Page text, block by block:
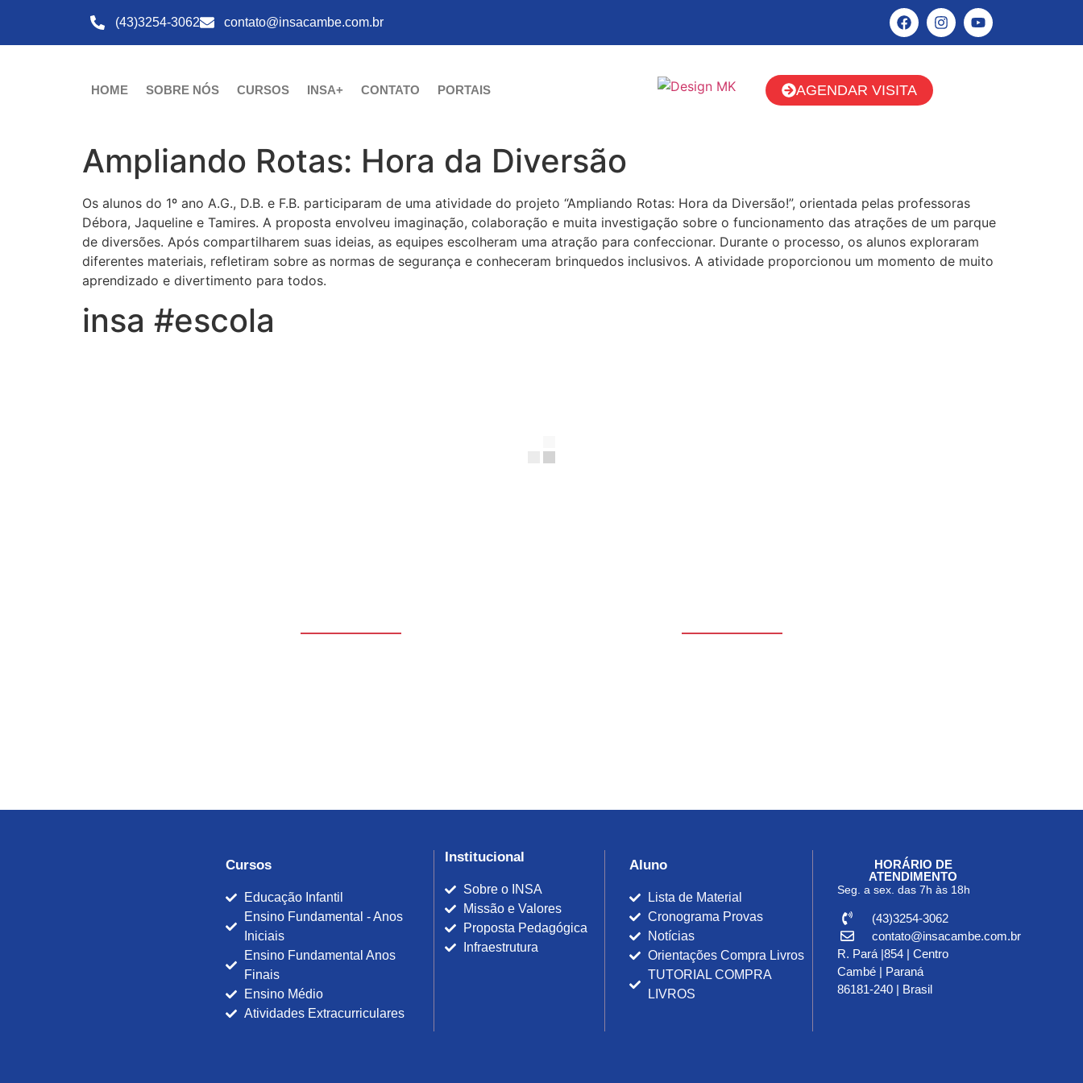
(43)3254-3062 contato@insacambe.com.br
HOME SOBRE NÓS CURSOS INSA+ CONTATO PORTAIS AGENDAR VISITA
Ampliando Rotas: Hora da Diversão
Os alunos do 1º ano A.G., D.B. e F.B. participaram de uma atividade do projeto “Ampliando Rotas: Hora da Diversão!”, orientada pelas professoras
Débora, Jaqueline e Tamires. A proposta envolveu imaginação, colaboração e muita investigação sobre o funcionamento das atrações de um parque
de diversões. Após compartilharem suas ideias, as equipes escolheram uma atração para confeccionar. Durante o processo, os alunos exploraram
diferentes materiais, refletiram sobre as normas de segurança e conheceram brinquedos inclusivos. A atividade proporcionou um momento de muito
aprendizado e divertimento para todos.
insa #escola
Cursos
Educação Infantil
Ensino Fundamental - Anos
Iniciais
Ensino Fundamental Anos
Finais
Ensino Médio
Atividades Extracurriculares
Institucional
Sobre o INSA
Missão e Valores
Proposta Pedagógica
Infraestrutura
Aluno
Lista de Material
Cronograma Provas
Notícias
Orientações Compra Livros
TUTORIAL COMPRA
LIVROS
HORÁRIO DE
ATENDIMENTO
Seg. a sex. das 7h às 18h
(43)3254-3062
contato@insacambe.com.br
R. Pará |854 | Centro
Cambé | Paraná
86181-240 | Brasil